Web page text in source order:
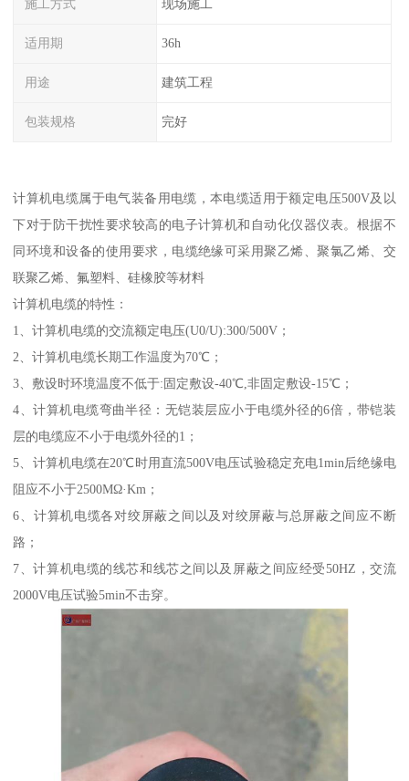
施工方式 现场施工
适用期 36h
用途 建筑工程
包装规格 完好
计算机电缆属于电气装备用电缆，本电缆适用于额定电压500V及以
下对于防干扰性要求较高的电子计算机和自动化仪器仪表。根据不
同环境和设备的使用要求，电缆绝缘可采用聚乙烯、聚氯乙烯、交
联聚乙烯、氟塑料、硅橡胶等材料
计算机电缆的特性：
1、计算机电缆的交流额定电压(U0/U):300/500V；
2、计算机电缆长期工作温度为70℃；
3、敷设时环境温度不低于:固定敷设-40℃,非固定敷设-15℃；
4、计算机电缆弯曲半径：无铠装层应小于电缆外径的6倍，带铠装
层的电缆应不小于电缆外径的1；
5、计算机电缆在20℃时用直流500V电压试验稳定充电1min后绝缘电
阻应不小于2500MΩ·Km；
6、计算机电缆各对绞屏蔽之间以及对绞屏蔽与总屏蔽之间应不断
路；
7、计算机电缆的线芯和线芯之间以及屏蔽之间应经受50HZ，交流
2000V电压试验5min不击穿。